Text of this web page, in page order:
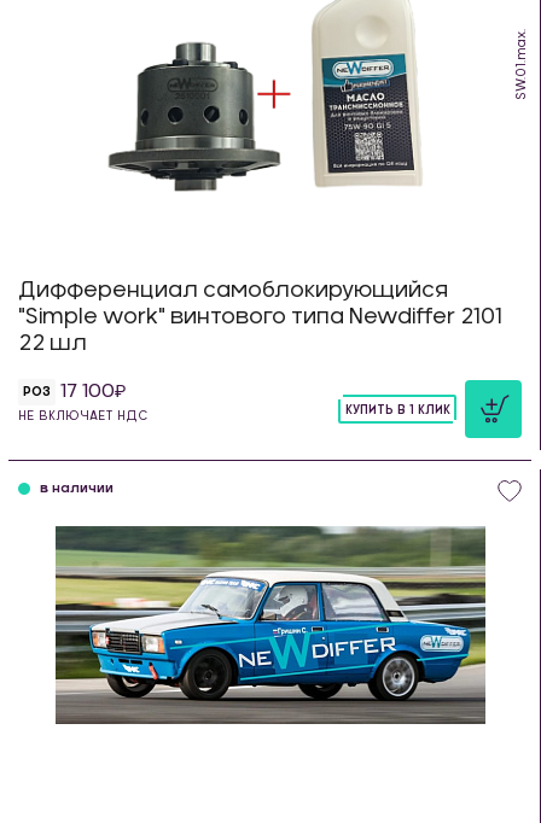
SW.01.max.
Дифференциал самоблокирующийся
"Simple work" винтового типа Newdiffer 2101
22 шл
РОЗ 17 100
НЕ ВКЛЮЧАЕТ НДС
КУПИТЬ В 1 КЛИК
в наличии